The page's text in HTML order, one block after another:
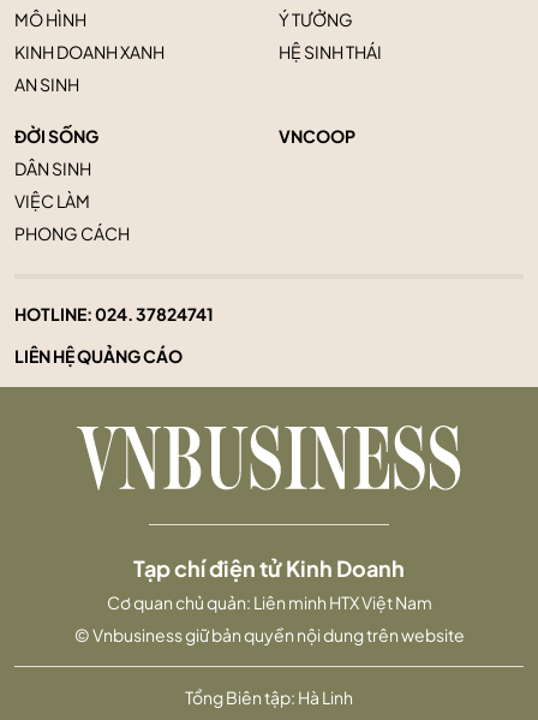
MÔ HÌNH
KINH DOANH XANH
AN SINH
Ý TƯỞNG
HỆ SINH THÁI
ĐỜI SỐNG
DÂN SINH
VIỆC LÀM
PHONG CÁCH
VNCOOP
HOTLINE:024. 37824741
LIÊN HỆ QUẢNG CÁO
Tổng Biên tập: Hà Linh
Tạp chí điện tử Kinh Doanh
Cơ quan chủ quản: Liên minh HTX Việt Nam
© Vnbusiness giữ bản quyền nội dung trên website